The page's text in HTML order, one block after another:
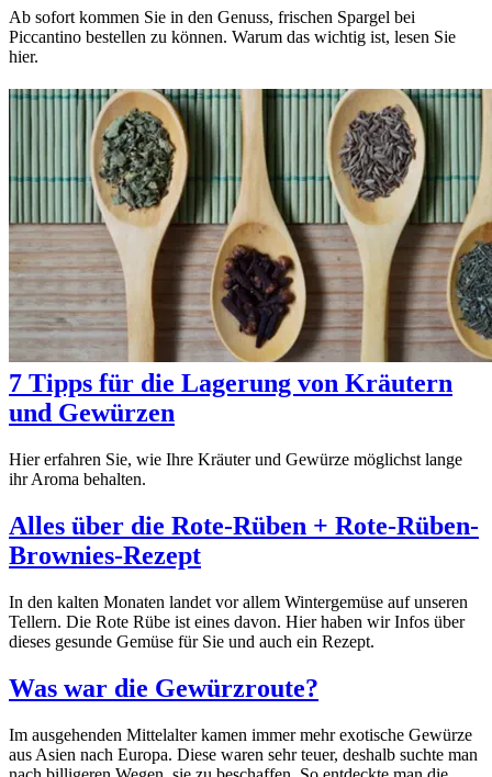
Ab sofort kommen Sie in den Genuss, frischen Spargel bei
Piccantino bestellen zu können. Warum das wichtig ist, lesen Sie
hier.
7 Tipps für die Lagerung von Kräutern
und Gewürzen
Hier erfahren Sie, wie Ihre Kräuter und Gewürze möglichst lange
ihr Aroma behalten.
Alles über die Rote-Rüben + Rote-Rüben-
Brownies-Rezept
In den kalten Monaten landet vor allem Wintergemüse auf unseren
Tellern. Die Rote Rübe ist eines davon. Hier haben wir Infos über
dieses gesunde Gemüse für Sie und auch ein Rezept.
Was war die Gewürzroute?
Im ausgehenden Mittelalter kamen immer mehr exotische Gewürze
aus Asien nach Europa. Diese waren sehr teuer, deshalb suchte man